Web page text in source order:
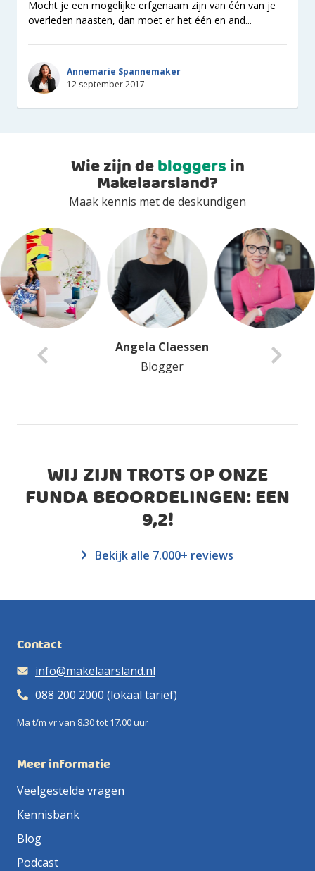
Mocht je een mogelijke erfgenaam zijn van één van je
overleden naasten, dan moet er het één en and...
Annemarie Spannemaker
12 september 2017
Wie zijn debloggersin
Makelaarsland?
Maak kennis met de deskundigen
Anita Van Delft
Blogger
WIJ ZIJN TROTS OP ONZE
FUNDA BEOORDELINGEN: EEN
9,2!
Bekijk alle 7.000+ reviews
Contact
info@makelaarsland.nl
088 200 2000 (lokaal tarief)
Ma t/m vr van 8.30 tot 17.00 uur
Meer informatie
Veelgestelde vragen
Kennisbank
Blog
Podcast